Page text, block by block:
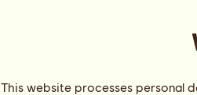
This website processes personal